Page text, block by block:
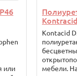
или
Kontacid
мебели.